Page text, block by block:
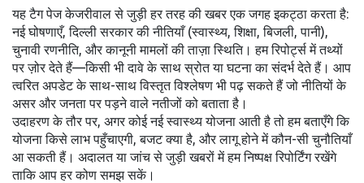
यह टैग पेज केजरीवाल से जुड़ी हर तरह की खबर एक जगह इकट्ठा करता है:
नई घोषणाएँ, दिल्ली सरकार की नीतियाँ (स्वास्थ्य, शिक्षा, बिजली, पानी),
चुनावी रणनीति, और कानूनी मामलों की ताज़ा स्थिति। हम रिपोर्ट्स में तथ्यों
पर ज़ोर देते हैं—किसी भी दावे के साथ स्रोत या घटना का संदर्भ देते हैं। आप
त्वरित अपडेट के साथ-साथ विस्तृत विश्लेषण भी पढ़ सकते हैं जो नीतियों के
असर और जनता पर पड़ने वाले नतीजों को बताता है।
उदाहरण के तौर पर, अगर कोई नई स्वास्थ्य योजना आती है तो हम बताएँगे कि
योजना किसे लाभ पहुँचाएगी, बजट क्या है, और लागू होने में कौन-सी चुनौतियाँ
आ सकती हैं। अदालत या जांच से जुड़ी खबरों में हम निष्पक्ष रिपोर्टिंग रखेंगे
ताकि आप हर कोण समझ सकें।